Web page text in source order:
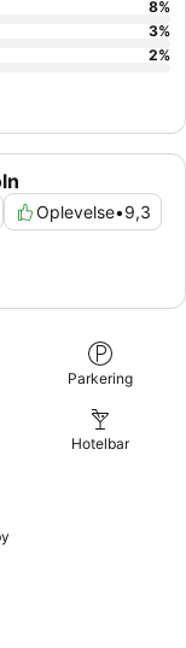
Oplevelse•9,3
8%
3%
2%
Parkering
Hotelbar